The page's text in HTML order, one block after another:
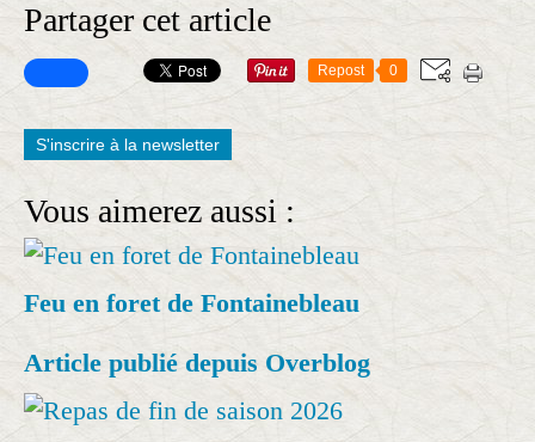
Partager cet article
Repost 0
S'inscrire à la newsletter
Vous aimerez aussi :
Feu en foret de Fontainebleau
Article publié depuis Overblog